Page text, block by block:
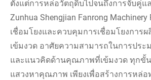
ตั้งแต่การหล่อวัตถุดิบไปจนถึงการจับคู่แ
Zunhua Shengjian Fanrong Machinery
เชื่อมโยงและควบคุมการเชื่อมโยงการผ
เข้มงวด อาศัยความสามารถในการปร
และแนวคิดด้านคุณภาพที่เข้มงวด ทุกขั้น
แสวงหาคุณภาพ เพียงเพื่อสร้างการหล่